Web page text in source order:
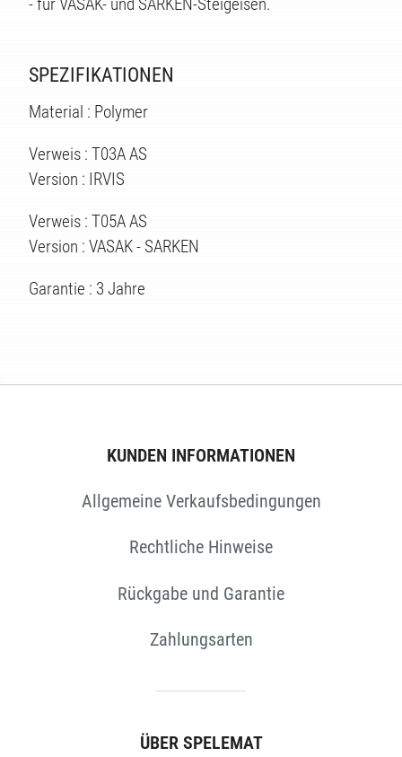
SPEZIFIKATIONEN
Material : Polymer
Verweis : T03A AS
Version : IRVIS
Verweis : T05A AS
Version : VASAK - SARKEN
Garantie : 3 Jahre
KUNDEN INFORMATIONEN
Allgemeine Verkaufsbedingungen
Rechtliche Hinweise
Rückgabe und Garantie
Zahlungsarten
ÜBER SPELEMAT